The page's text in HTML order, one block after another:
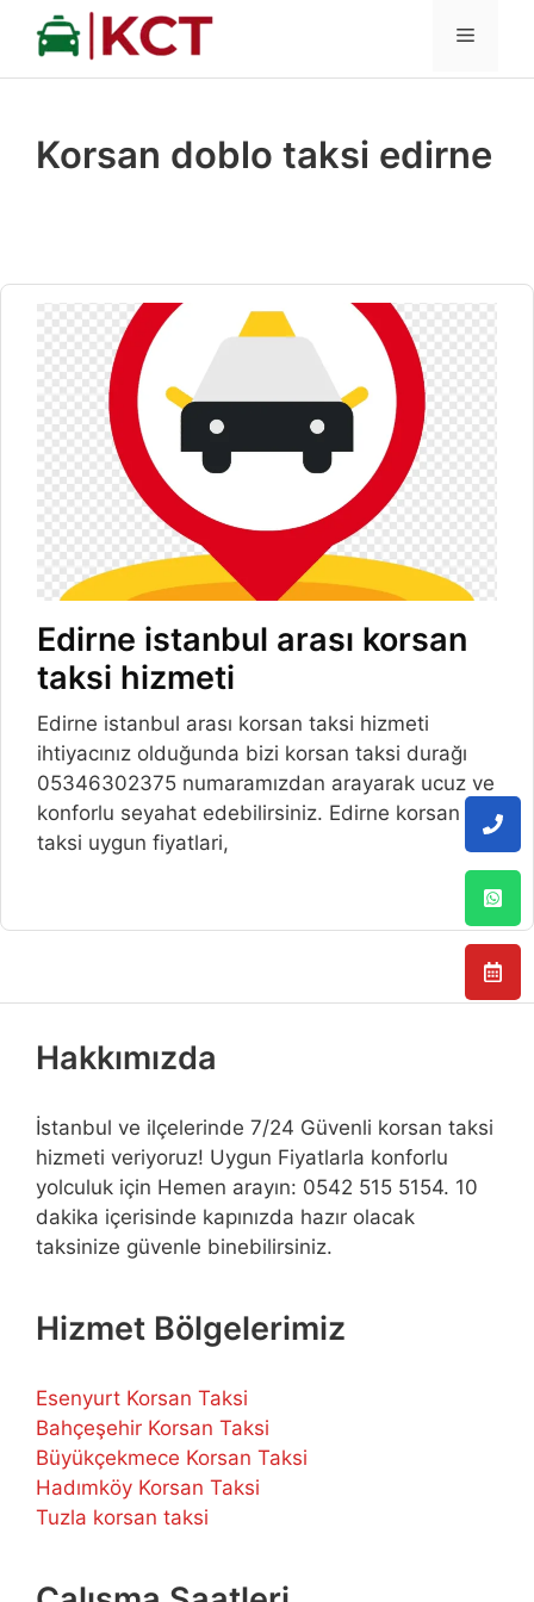
İçeriğe
MENÜ
Korsan doblo taksi edirne
Edirne istanbul arası korsan
taksi hizmeti
Edirne istanbul arası korsan taksi hizmeti
ihtiyacınız olduğunda bizi korsan taksi durağı
05346302375 numaramızdan arayarak ucuz ve
konforlu seyahat edebilirsiniz. Edirne korsan
taksi uygun fiyatlari,
Hakkımızda
İstanbul ve ilçelerinde 7/24 Güvenli korsan taksi
hizmeti veriyoruz! Uygun Fiyatlarla konforlu
yolculuk için Hemen arayın: 0542 515 5154. 10
dakika içerisinde kapınızda hazır olacak
taksinize güvenle binebilirsiniz.
Hizmet Bölgelerimiz
Esenyurt Korsan Taksi
Bahçeşehir Korsan Taksi
Büyükçekmece Korsan Taksi
Hadımköy Korsan Taksi
Tuzla korsan taksi